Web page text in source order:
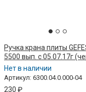
Ручка крана плиты
5500 вып. с 05.07.17г
зам. AN37NN12H07S13
Нет в наличии
Артикул: 6300.04.0.000-04
230 ₽